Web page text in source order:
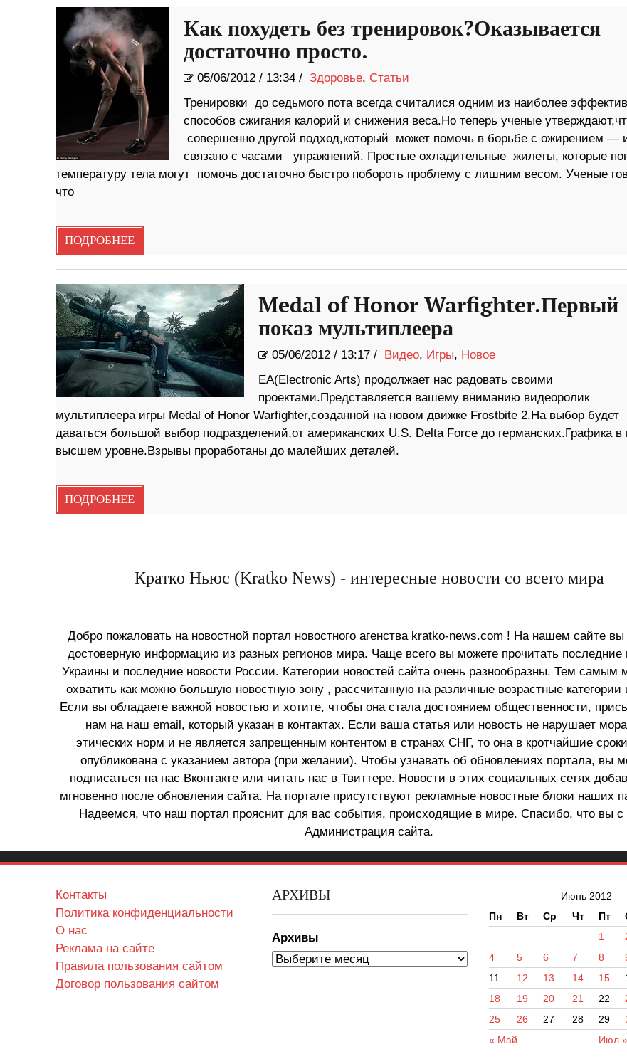
Как похудеть без тренировок?Оказывается
достаточно просто.
05/06/2012/ 13:34 / Здоровье, Статьи
Тренировки до седьмого пота всегда считалися одним из наиболее
способов сжигания калорий и снижения веса.Но теперь ученые
совершенно другой подход,который может помочь в борьбе с ожирением —
связано с часами упражнений. Простые охладительные жилеты, которые
температуру тела могут помочь достаточно быстро побороть проблему с лишним весом. Ученые
что
ПОДРОБНЕЕ
Medal of Honor Warfighter.Первый
показ мультиплеера
05/06/2012/ 13:17 / Видео, Игры, Новое
EA(Electronic Arts) продолжает нас радовать своими
проектами.Представляется вашему вниманию видеоролик
мультиплеера игры Medal of Honor Warfighter,созданной на новом движке Frostbite 2.На выбор будет
даваться большой выбор подразделений,от американских U.S. Delta Force до германских.Графика в
высшем уровне.Взрывы проработаны до малейших деталей.
ПОДРОБНЕЕ
Кратко Ньюс (Kratko News) - интересные новости со всего мира
Добро пожаловать на новостной портал новостного агенства kratko-news.com ! На нашем сайте вы
достоверную информацию из разных регионов мира. Чаще всего вы можете прочитать последние
Украины и последние новости России. Категории новостей сайта очень разнообразны. Тем самым
охватить как можно большую новостную зону , рассчитанную на различные возрастные категории
Если вы обладаете важной новостью и хотите, чтобы она стала достоянием общественности,
нам на наш email, который указан в контактах. Если ваша статья или новость не нарушает
этических норм и не является запрещенным контентом в странах СНГ, то она в кротчайшие
опубликована с указанием автора (при желании). Чтобы узнавать об обновлениях портала, вы
подписаться на нас Вконтакте или читать нас в Твиттере. Новости в этих социальных сетях
мгновенно после обновления сайта. На портале присутствуют рекламные новостные блоки наших
Надеемся, что наш портал прояснит для вас события, происходящие в мире. Спасибо, что вы
Администрация сайта.
Контакты
Политика конфиденциальности
О нас
Реклама на сайте
Правила пользования сайтом
Договор пользования сайтом
АРХИВЫ
Архивы
Июнь 2012
Пн
Вт Ср Чт Пт
« Май Июл »
1
4
5 6 7 8
11
12 13 14 15
18
19 20 21 22
25
26 27 28 29